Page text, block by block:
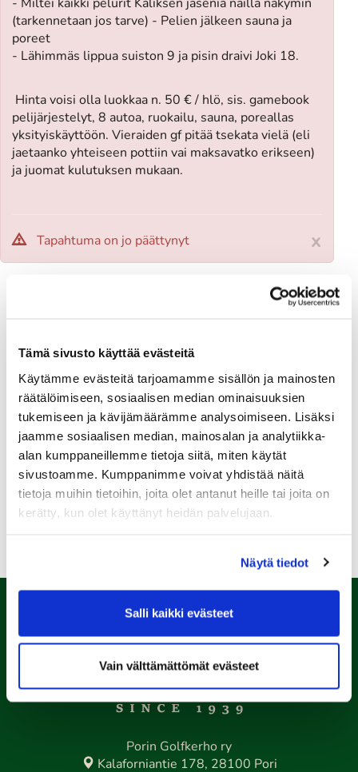
Tämä sivusto käyttää evästeitä
Käytämme evästeitä tarjoamamme sisällön ja mainosten
räätälöimiseen, sosiaalisen median ominaisuuksien
tukemiseen ja kävijämäärämme analysoimiseen. Lisäksi
jaamme sosiaalisen median, mainosalan ja analytiikka-
alan kumppaneillemme tietoja siitä, miten käytät
sivustoamme. Kumppanimme voivat yhdistää näitä
tietoja muihin tietoihin, joita olet antanut heille tai joita on
kerätty, kun olet käyttänyt heidän palvelujaan.
Näytä tiedot
Salli kaikki evästeet
Vain välttämättömät evästeet
- Miltei kaikki pelurit Kaliksen jäseniä näillä näkymin
(tarkennetaan jos tarve) - Pelien jälkeen sauna ja
poreet
- Lähimmäs lippua suiston 9 ja pisin draivi Joki 18.
Hinta voisi olla luokkaa n. 50 € / hlö, sis. gamebook
pelijärjestelyt, 8 autoa, ruokailu, sauna, poreallas
yksityiskäyttöön. Vieraiden gf pitää tsekata vielä (eli
jaetaanko yhteiseen pottiin vai maksavatko erikseen)
ja juomat kulutuksen mukaan.
x
Tapahtuma on jo päättynyt
Täytä alla oleva lomake ja paina lähetä-nappia:
Sähköposti
Olen lukenuttietosuojaselosteenja hyväksyn
henkilötietojeni käsittelyn
Lähetä
Porin Golfkerho ry
Kalaforniantie 178, 28100 Pori